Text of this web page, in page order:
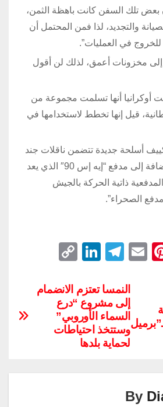
إلى 17 لأن بعض تلك السفن كانت باهظة الثمن،
والتجديد، لذا فمن المحتمل أن
مخزونات أعمق، لذلك لن أقول
أوكرانيا أنها تسلمت مجموعة من
قيل إنها تخطط لاستخدامها في
أسلحة جديدة تتضمن ناقلات جند
وعربات مدرعة، بالإضافة إلى مدفع “إيه إس 90″ الذي يعد
ذاتية الحركة بالجيش
الصحراء”.
Pi
st
E
ail
T
e
gr
a
m
Li
k
e
dI
n
p
y
Li
النمسا تعتزم الانضمام
إلى مشروع “درع
السماء الأوروبي”
وستتخذ احتياطات
لحماية بلدها
By